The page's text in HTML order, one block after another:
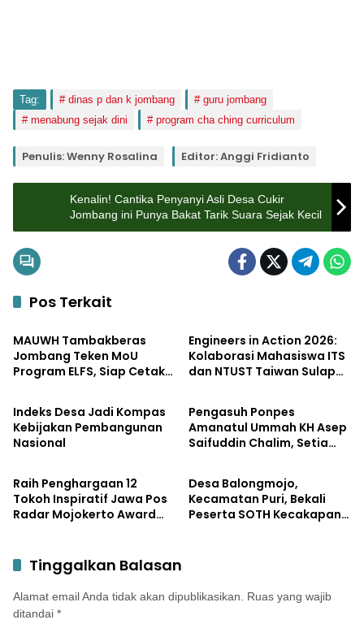
Tag: dinas p dan k jombang
guru jombang
menabung sejak dini
program cha ching curriculum
Penulis: Wenny Rosalina Editor: Anggi Fridianto
Kenalin! Cantika Penyanyi Asli Desa Cukir
Jombang ini Punya Bakat Tarik Suara Sejak Kecil
Pos Terkait
Pendidikan
MAUWH Tambakberas
Jombang Teken MoU
Program ELFS, Siap Cetak
Engineers in Action 2026:
Kolaborasi Mahasiswa ITS
dan NTUST Taiwan Sulap
Berkelanjutan
Pendidikan
Indeks Desa Jadi Kompas
Kebijakan Pembangunan
Nasional
Pemerintahan
Pengasuh Ponpes
Amanatul Ummah KH Asep
Saifuddin Chalim, Setia
Pemerintahan
Raih Penghargaan 12
Tokoh Inspiratif Jawa Pos
Radar Mojokerto Award
Kontribusi dalam
Pembangunan Daerah
Pemerintahan
Desa Balongmojo,
Kecamatan Puri, Bekali
Peserta SOTH Kecakapan
Tinggalkan Balasan
Alamat email Anda tidak akan dipublikasikan.
Ruas yang wajib
ditandai *